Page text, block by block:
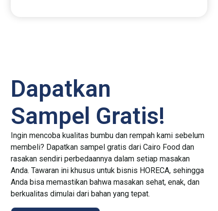
Dapatkan
Sampel Gratis!
Ingin mencoba kualitas bumbu dan rempah kami sebelum
membeli? Dapatkan sampel gratis dari Cairo Food dan
rasakan sendiri perbedaannya dalam setiap masakan
Anda. Tawaran ini khusus untuk bisnis HORECA, sehingga
Anda bisa memastikan bahwa masakan sehat, enak, dan
berkualitas dimulai dari bahan yang tepat.